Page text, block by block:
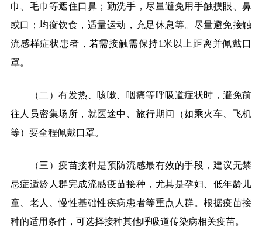
巾、毛巾等遮住口鼻；勤洗手，尽量避免用手触摸眼、鼻
或口；均衡饮食，适量运动，充足休息等。尽量避免接触
流感样症状患者，若需接触需保持1米以上距离并佩戴口
罩。
（二）有发热、咳嗽、咽痛等呼吸道症状时，避免前
往人员密集场所，就医途中、旅行期间（如乘火车、飞机
等）要全程佩戴口罩。
（三）疫苗接种是预防流感最有效的手段，建议无禁
忌症适龄人群完成流感疫苗接种，尤其是孕妇、低年龄儿
童、老人、慢性基础性疾病患者等重点人群。根据疫苗接
种的适用条件，可选择接种其他呼吸道传染病相关疫苗。